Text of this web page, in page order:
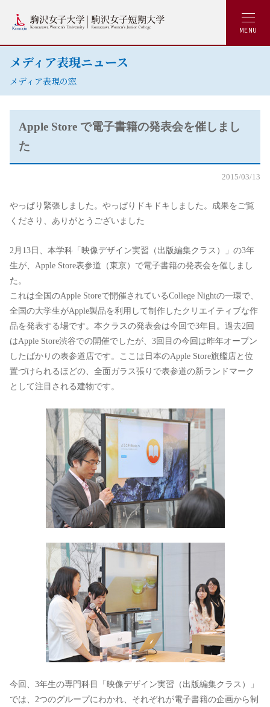
MENU
メディア表現ニュース
メディア表現の窓
Apple Store で電子書籍の発表会を催しまし
た
2015/03/13
やっぱり緊張しました。やっぱりドキドキしました。成果をご覧
くださり、ありがとうございました
2月13日、本学科「映像デザイン実習（出版編集クラス）」の3年
生が、Apple Store表参道（東京）で電子書籍の発表会を催しまし
た。
これは全国のApple Storeで開催されているCollege Nightの一環で、
全国の大学生がApple製品を利用して制作したクリエイティブな作
品を発表する場です。本クラスの発表会は今回で3年目。過去2回
はApple Store渋谷での開催でしたが、3回目の今回は昨年オープン
したばかりの表参道店です。ここは日本のApple Store旗艦店と位
置づけられるほどの、全面ガラス張りで表参道の新ランドマーク
として注目される建物です。
今回、3年生の専門科目「映像デザイン実習（出版編集クラス）」
では、2つのグループにわかれ、それぞれが電子書籍の企画から制